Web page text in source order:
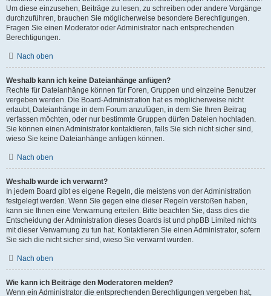
Um diese einzusehen, Beiträge zu lesen, zu schreiben oder andere Vorgänge
durchzuführen, brauchen Sie möglicherweise besondere Berechtigungen.
Fragen Sie einen Moderator oder Administrator nach entsprechenden
Berechtigungen.
Nach oben
Weshalb kann ich keine Dateianhänge anfügen?
Rechte für Dateianhänge können für Foren, Gruppen und einzelne Benutzer
vergeben werden. Die Board-Administration hat es möglicherweise nicht
erlaubt, Dateianhänge in dem Forum anzufügen, in dem Sie Ihren Beitrag
verfassen möchten, oder nur bestimmte Gruppen dürfen Dateien hochladen.
Sie können einen Administrator kontaktieren, falls Sie sich nicht sicher sind,
wieso Sie keine Dateianhänge anfügen können.
Nach oben
Weshalb wurde ich verwarnt?
In jedem Board gibt es eigene Regeln, die meistens von der Administration
festgelegt werden. Wenn Sie gegen eine dieser Regeln verstoßen haben,
kann sie Ihnen eine Verwarnung erteilen. Bitte beachten Sie, dass dies die
Entscheidung der Administration dieses Boards ist und phpBB Limited nichts
mit dieser Verwarnung zu tun hat. Kontaktieren Sie einen Administrator, sofern
Sie sich die nicht sicher sind, wieso Sie verwarnt wurden.
Nach oben
Wie kann ich Beiträge den Moderatoren melden?
Wenn ein Administrator die entsprechenden Berechtigungen vergeben hat,